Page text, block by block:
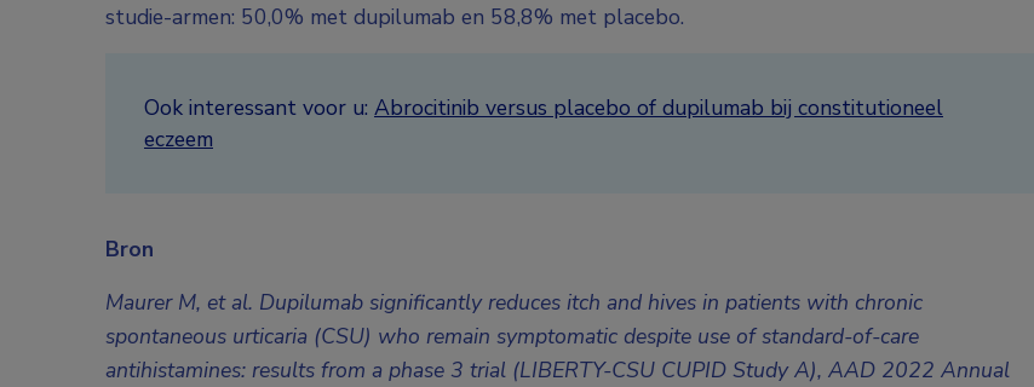
studie-armen: 50,0% met dupilumab en 58,8% met placebo.
Ook interessant voor u: Abrocitinib versus placebo of dupilumab bij constitutioneel
eczeem
Bron
Maurer M, et al. Dupilumab significantly reduces itch and hives in patients with chronic
spontaneous urticaria (CSU) who remain symptomatic despite use of standard-of-care
antihistamines: results from a phase 3 trial (LIBERTY-CSU CUPID Study A), AAD 2022 Annual